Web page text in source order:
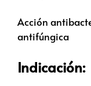
Acción
antifúngica
Indicación: